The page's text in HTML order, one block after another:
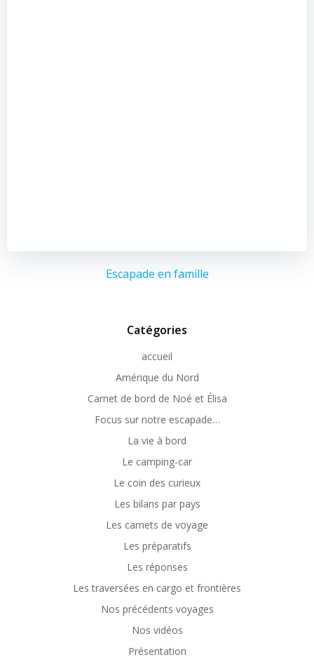
Escapade en famille
Catégories
accueil
Amérique du Nord
Carnet de bord de Noé et Élisa
Focus sur notre escapade…
La vie à bord
Le camping-car
Le coin des curieux
Les bilans par pays
Les carnets de voyage
Les préparatifs
Les réponses
Les traversées en cargo et frontières
Nos précédents voyages
Nos vidéos
Présentation